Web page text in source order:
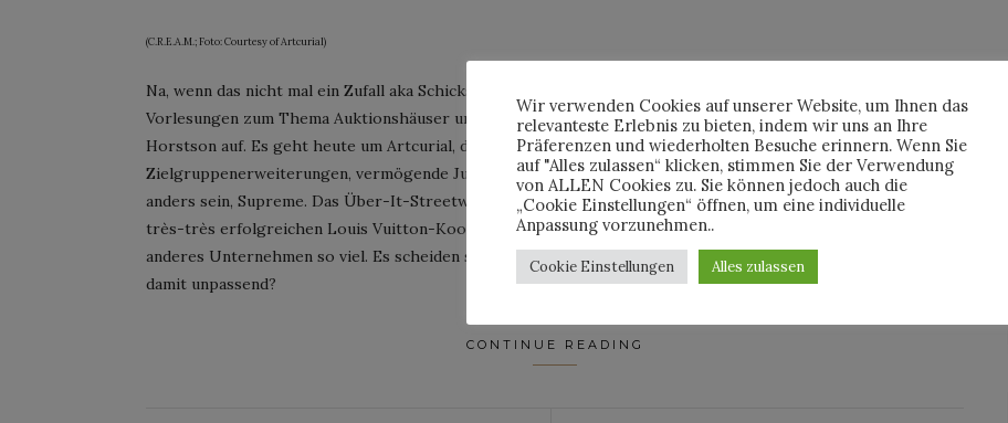
(C.R.E.A.M.; Foto: Courtesy of Artcurial)
Na, wenn das nicht mal ein Zufall aka Schicksal ist: Vor nicht einmal zwei Wochen habe ich noch brav in der Uni
Vorlesungen zum Thema Auktionshäuser und Versteigerungen besucht, schon kommt das Thema bei
Horstson auf. Es geht heute um Artcurial, das bekannte französische Auktionshaus,
Zielgruppenerweiterungen, vermögende Jungspunde und, wie könnte es bei Schlagworten dieser Art auch
anders sein, Supreme. Das Über-It-Streetwear-Label ist aktuell nirgends wegzudenken, von Rimowa- bis zur
très-très erfolgreichen Louis Vuitton-Kooperation spricht beinahe jeder in der Modebranche über kein
anderes Unternehmen so viel. Es scheiden sich schlichtweg die Geister, oder beschreibe ich die Situation
damit unpassend?
CONTINUE READING
Wir verwenden Cookies auf unserer Website, um Ihnen das
relevanteste Erlebnis zu bieten, indem wir uns an Ihre
Präferenzen und wiederholten Besuche erinnern. Wenn Sie
auf "Alles zulassen“ klicken, stimmen Sie der Verwendung
von ALLEN Cookies zu. Sie können jedoch auch die
„Cookie Einstellungen“ öffnen, um eine individuelle
Anpassung vorzunehmen..
Cookie Einstellungen Alles zulassen